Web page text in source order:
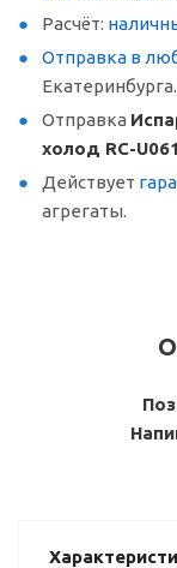
Расчёт:
Отправка в
Екатеринбурга.
Отправка
холод RC-
Действует
агрегаты.